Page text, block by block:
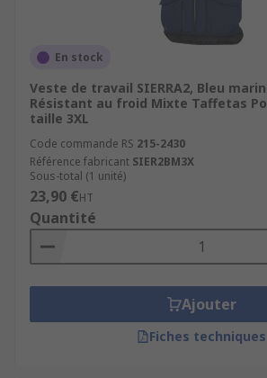
En stock
Veste de travail SIERRA2, Bleu
Résistant au froid Mixte Taffetas
taille 3XL
Code commande RS 215-2430
Référence fabricant SIER2BM3X
Sous-total (1 unité)
23,90 €HT
Quantité
Ajouter
Fiches techniques